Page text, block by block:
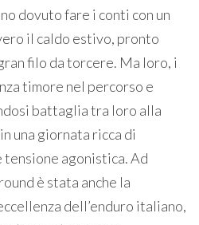
dovuto fare i conti con un
il caldo estivo, pronto
filo da torcere. Ma loro, i
timore nel percorso e
battaglia tra loro alla
una giornata ricca di
agonistica. Ad
è stata anche la
dell’enduro italiano,